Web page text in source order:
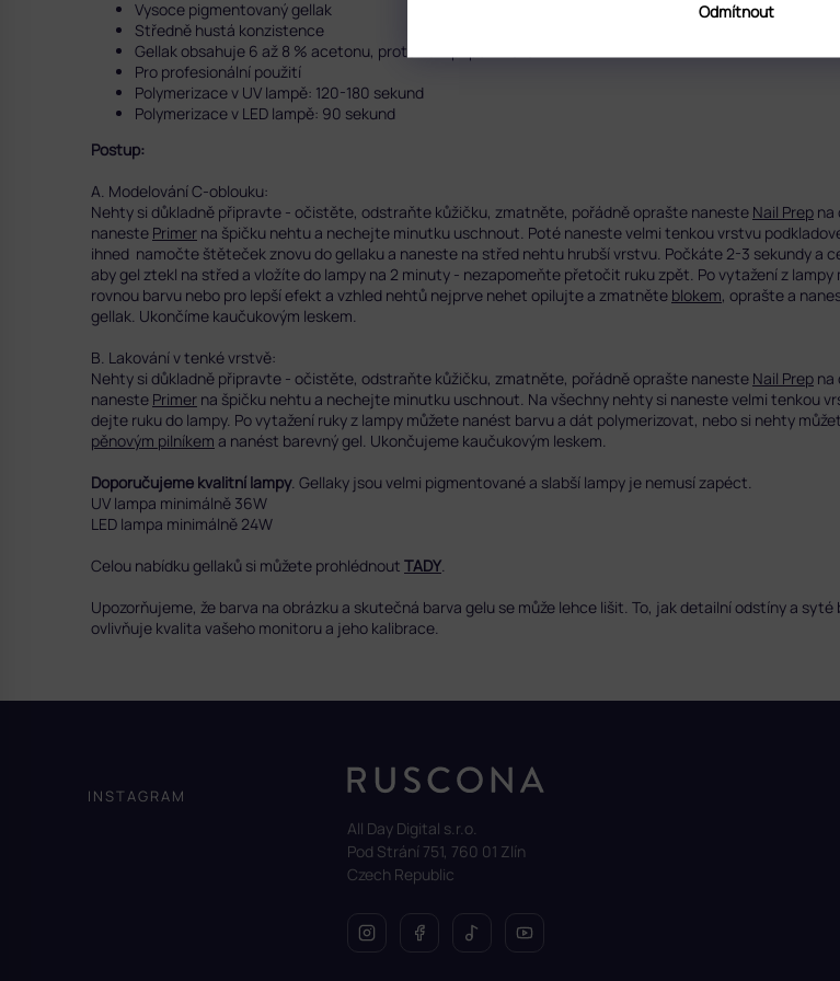
Odmítnout
Vysoce pigmentovaný gellak
Středně hustá konzistence
Gellak obsahuje 6 až 8 % acetonu, proto vůní připomíná lak
Pro profesionální použití
Polymerizace v UV lampě: 120-180 sekund
Polymerizace v LED lampě: 90 sekund
Postup:
A. Modelování C-oblouku:
Nehty si důkladně připravte - očistěte, odstraňte kůžičku, zmatněte, pořádně oprašte naneste Nail Prep na
naneste Primer na špičku nehtu a nechejte minutku uschnout. Poté naneste velmi tenkou vrstvu
ihned namočte štěteček znovu do gellaku a naneste na střed nehtu hrubší vrstvu. Počkáte 2-3 sekundy a
aby gel ztekl na střed a vložíte do lampy na 2 minuty - nezapomeňte přetočit ruku zpět. Po vytažení z lampy
rovnou barvu nebo pro lepší efekt a vzhled nehtů nejprve nehet opilujte a zmatněte blokem, oprašte a
gellak. Ukončíme kaučukovým leskem.
B. Lakování v tenké vrstvě:
Nehty si důkladně připravte - očistěte, odstraňte kůžičku, zmatněte, pořádně oprašte naneste Nail Prep na
naneste Primer na špičku nehtu a nechejte minutku uschnout. Na všechny nehty si naneste velmi tenkou
dejte ruku do lampy. Po vytažení ruky z lampy můžete nanést barvu a dát polymerizovat, nebo si nehty
pěnovým pilníkem a nanést barevný gel. Ukončujeme kaučukovým leskem.
Doporučujeme kvalitní lampy. Gellaky jsou velmi pigmentované a slabší lampy je nemusí zapéct.
UV lampa minimálně 36W
LED lampa minimálně 24W
Celou nabídku gellaků si můžete prohlédnout TADY.
Upozorňujeme, že barva na obrázku a skutečná barva gelu se může lehce lišit. To, jak detailní odstíny a syté
ovlivňuje kvalita vašeho monitoru a jeho kalibrace.
t
INSTAGRAM
All Day Digital s.r.o.
Pod Strání 751, 760 01 Zlín
Czech Republic